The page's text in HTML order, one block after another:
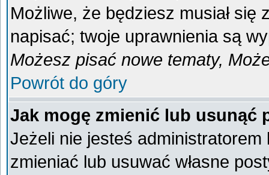
Możliwe, że będziesz musiał się
napisać; twoje uprawnienia są
Możesz pisać nowe tematy,
Powrót do góry
Jak mogę zmienić lub usunąć
Jeżeli nie jesteś
zmieniać lub usuwać własne